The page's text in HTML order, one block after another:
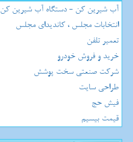
آب شیرین کن - دستگاه آب شیرین کن
انتخابات مجلس ، کاندیدای مجلس
تعمیر تلفن
خرید و فروش خودرو
شرکت صنعتی سخت پوشش
طراحی سایت
فیش حج
قیمت بیسیم